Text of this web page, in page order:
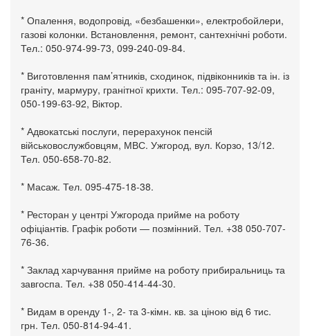
* Опалення, водопровід, «безбашенки», електробойлери,
газові колонки. Встановлення, ремонт, сантехнічні роботи.
Тел.: 050-974-99-73, 099-240-09-84.
* Виготовлення пам’ятників, сходинок, підвіконників та ін. із
граніту, мармуру, гранітної крихти. Тел.: 095-707-92-09,
050-199-63-92, Віктор.
* Адвокатські послуги, перерахунок пенсій
військовослужбовцям, МВС. Ужгород, вул. Корзо, 13/12.
Тел. 050-658-70-82.
* Масаж. Тел. 095-475-18-38.
* Ресторан у центрі Ужгорода прийме на роботу
офіціантів. Графік роботи — позмінний. Тел. +38 050-707-
76-36.
* Заклад харчування прийме на роботу прибиральниць та
завгоспа. Тел. +38 050-414-44-30.
* Видам в оренду 1-, 2- та 3-кімн. кв. за ціною від 6 тис.
грн. Тел. 050-814-94-41.